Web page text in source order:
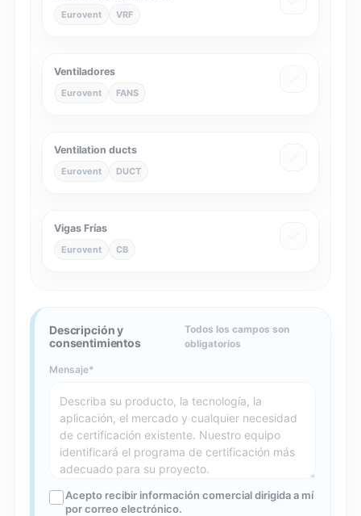
Eurovent VRF
Ventiladores
Eurovent FANS
Ventilation ducts
Eurovent DUCT
Vigas Frías
Eurovent CB
Descripción y
consentimientos
Todos los campos son
obligatorios
Mensaje
Acepto recibir información comercial dirigida a mí
por correo electrónico.